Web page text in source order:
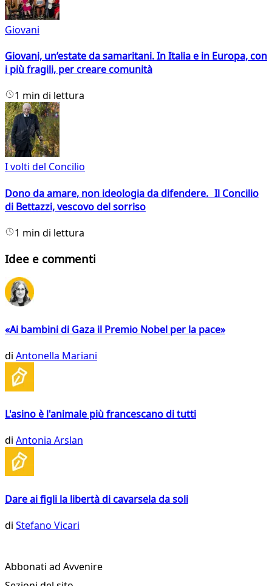
Giovani
Giovani, un’estate da samaritani. In Italia e in Europa, con
i più fragili, per creare comunità
1 min di lettura
I volti del Concilio
Dono da amare, non ideologia da difendere. Il Concilio
di Bettazzi, vescovo del sorriso
1 min di lettura
Idee e commenti
«Ai bambini di Gaza il Premio Nobel per la pace»
di Antonella Mariani
L'asino è l'animale più francescano di tutti
di Antonia Arslan
Dare ai figli la libertà di cavarsela da soli
di Stefano Vicari
Abbonati ad Avvenire